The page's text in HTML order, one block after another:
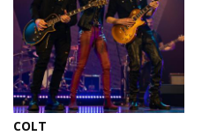
COLT